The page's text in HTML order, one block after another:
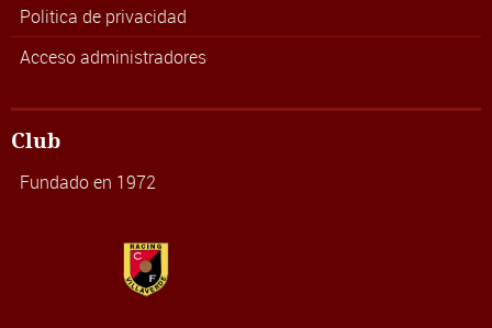
Politica de privacidad
Acceso administradores
Club
Fundado en 1972